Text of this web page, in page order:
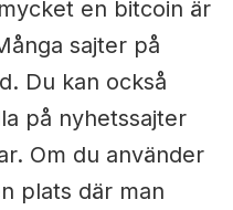
en bitcoin är
sajter på
Du kan också
på nyhetssajter
Om du använder
plats där man